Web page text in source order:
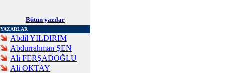
Bütün yazılar
YAZARLAR
Abdil YILDIRIM
Abdurrahman ŞEN
Ali FERŞADOĞLU
Ali OKTAY